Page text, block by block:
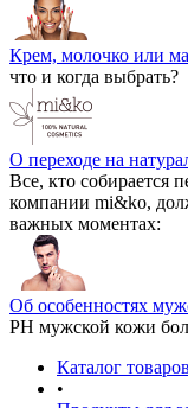
Крем, молочко или
что и когда выбрать?
О переходе на
Все, кто собирается
компании mi&ko,
важных моментах:
Об особенностях
РН мужской кожи
Каталог товаров
•